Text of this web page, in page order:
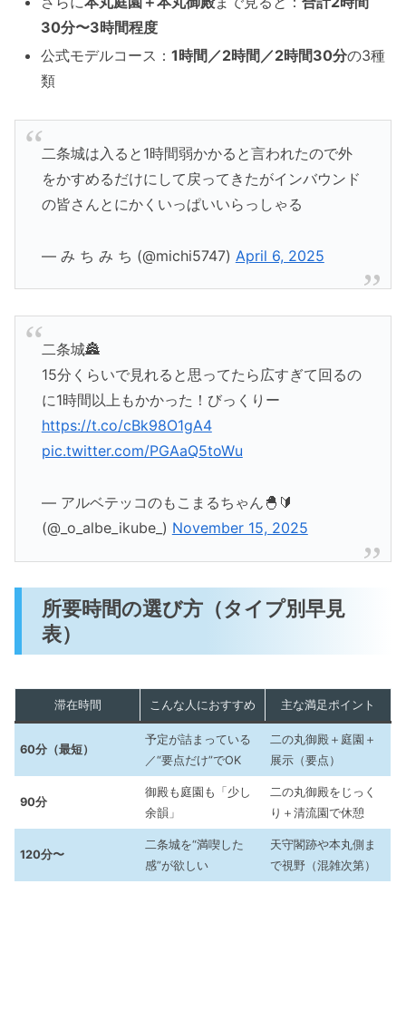
30分〜3時間程度
公式モデルコース：1時間／2時間／2時間30分の3種
類
二条城は入ると1時間弱かかると言われたので外
をかすめるだけにして戻ってきたがインバウンド
の皆さんとにかくいっぱいいらっしゃる
— み ち み ち (@michi5747) April 6, 2025
二条城🏯
15分くらいで見れると思ってたら広すぎて回るの
に1時間以上もかかった！びっくりー
https://t.co/cBk98O1gA4
pic.twitter.com/PGAaQ5toWu
— アルベテッコのもこまるちゃん🐣🔰
(@_o_albe_ikube_) November 15, 2025
所要時間の選び方（タイプ別早見
表）
滞在時間 こんな人におすすめ 主な満足ポイント
60分（最短）
予定が詰まっている
／“要点だけ”でOK
二の丸御殿＋庭園＋
展示（要点）
90分
御殿も庭園も「少し
余韻」
二の丸御殿をじっく
り＋清流園で休憩
120分〜
二条城を“満喫した
感”が欲しい
天守閣跡や本丸側ま
で視野（混雑次第）